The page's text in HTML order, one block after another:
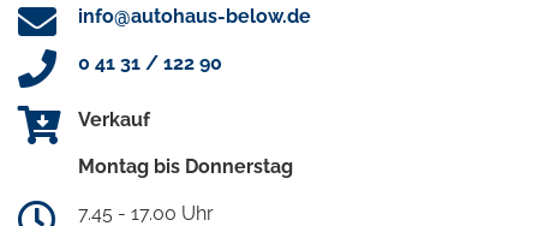
info@autohaus-below.de
0 41 31 / 122 90
Verkauf
Montag bis Donnerstag
7.45 - 17.00 Uhr